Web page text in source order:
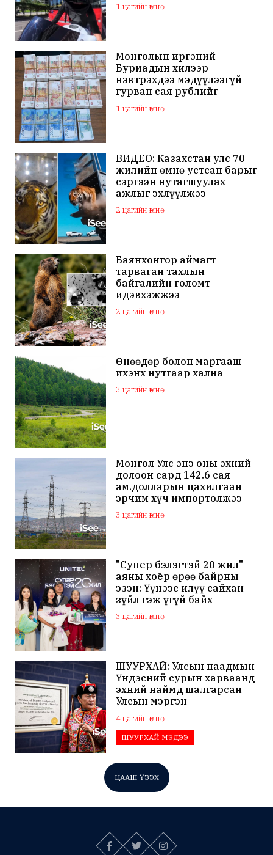
1 цагийн өмнө
Монголын иргэний
Буриадын хилээр
нэвтрэхдээ мэдүүлээгүй
гурван сая рублийг
хураажээ
1 цагийн өмнө
ВИДЕО: Казахстан улс 70
жилийн өмнө устсан барыг
сэргээн нутагшуулах
ажлыг эхлүүлжээ
2 цагийн өмнө
Баянхонгор аймагт
тарваган тахлын
байгалийн голомт
идэвхэжжээ
2 цагийн өмнө
Өнөөдөр болон маргааш
ихэнх нутгаар хална
3 цагийн өмнө
Монгол Улс энэ оны эхний
долоон сард 142.6 сая
ам.долларын цахилгаан
эрчим хүч импортолжээ
3 цагийн өмнө
"Супер бэлэгтэй 20 жил"
аяны хоёр өрөө байрны
эзэн: Үүнээс илүү сайхан
зүйл гэж үгүй байх
3 цагийн өмнө
ШУУРХАЙ: Улсын наадмын
Үндэсний сурын харваанд
эхний наймд шалгарсан
Улсын мэргэн
Ч.Гандаваагаас допинг
илэрчээ
4 цагийн өмнө
ШУУРХАЙ МЭДЭЭ
ЦААШ ҮЗЭХ